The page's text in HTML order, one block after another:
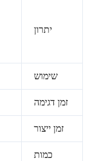
יתרון
שימוש
זמן דגימה
זמן ייצור
כמות